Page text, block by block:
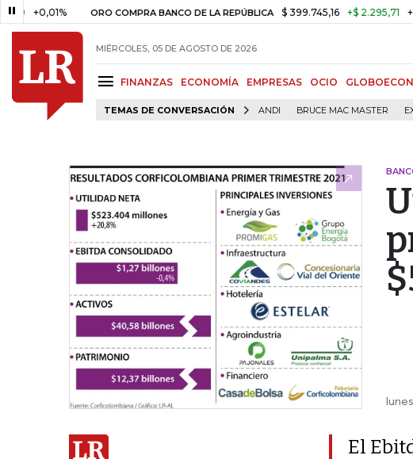
ORO COMPRA BANCO DE LA REPÚBLICA $ 399.745,16 +$ 2.295,71 +0,58%
MIÉRCOLES, 05 DE AGOSTO DE 2026
FINANZAS ECONOMÍA EMPRESAS OCIO
TEMAS DE CONVERSACIÓN ANDI BRUCE MAC MASTER
El